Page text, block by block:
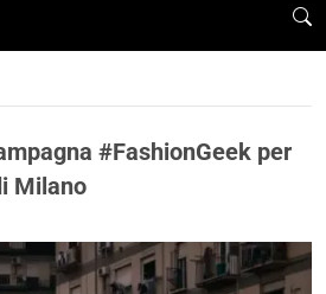
#FashionGeek per
Milano